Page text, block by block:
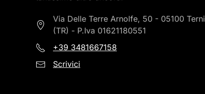
Via Delle Terre Arnolfe, 50 - 05100 Terni
(TR) - P.Iva 01621180551
+39 3481667158
Scrivici